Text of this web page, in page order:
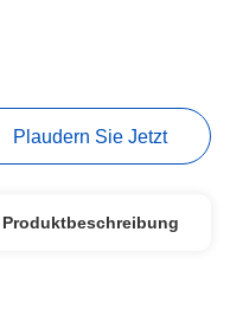
Plaudern Sie Jetzt
Produktbeschreibung